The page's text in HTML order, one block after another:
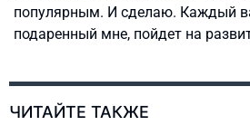
популярным. И сделаю. Каждый
подаренный мне, пойдет на
ЧИТАЙТЕ ТАКЖЕ